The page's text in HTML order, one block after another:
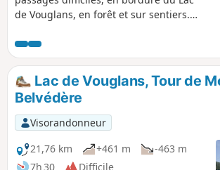
de Vouglans, en forêt et sur sentiers.
Lac de Vouglans, Tour de
Belvédère
Visorandonneur
21,76 km
+461 m
-463 m
7h 30
Difficile